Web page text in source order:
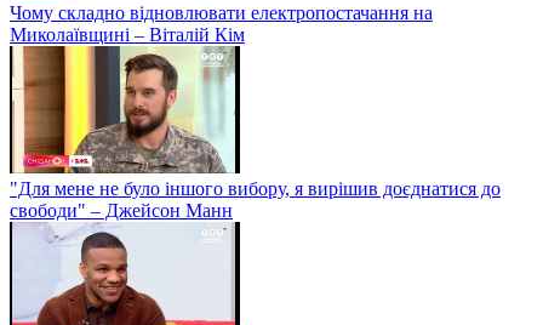
Чому складно відновлювати електропостачання на
Миколаївщині – Віталій Кім
"Для мене не було іншого вибору, я вирішив доєднатися до
свободи" – Джейсон Манн